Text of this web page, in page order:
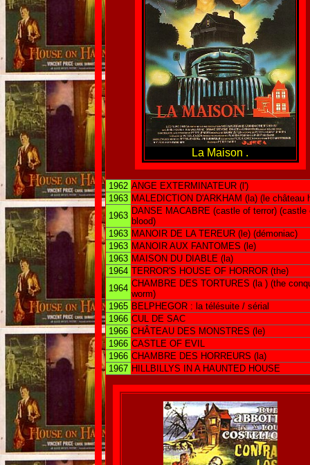
La Maison .
1962 ANGE EXTERMINATEUR (l')
1963 MALEDICTION D'ARKHAM (la) (le château
1963 DANSE MACABRE (castle of terror) (castle
blood)
1963 MANOIR DE LA TEREUR (le) (démoniac)
1963 MANOIR AUX FANTOMES (le)
1963 MAISON DU DIABLE (la)
1964 TERROR'S HOUSE OF HORROR (the)
1964 CHAMBRE DES TORTURES (la ) (the
worm)
1965 BELPHEGOR : la télésuite / sérial
1966 CUL DE SAC
1966 CHÂTEAU DES MONSTRES (le)
1966 CASTLE OF EVIL
1966 CHAMBRE DES HORREURS (la)
1967 HILLBILLYS IN A HAUNTED HOUSE